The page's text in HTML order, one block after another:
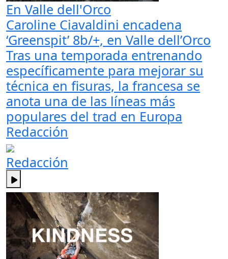
En Valle dell'Orco
Caroline Ciavaldini encadena
‘Greenspit’ 8b/+, en Valle dell’Orco
Tras una temporada entrenando
específicamente para mejorar su
técnica en fisuras, la francesa se
anota una de las líneas más
populares del trad en Europa
Redacción
Redacción